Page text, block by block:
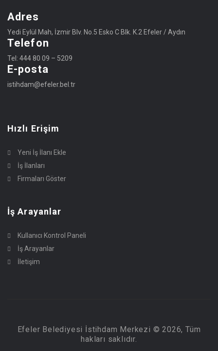
Adres
Yedi Eylül Mah, İzmir Blv. No.5 Esko C Blk. K.2 Efeler / Aydın
Telefon
Tel: 444 80 09 – 5209
E-posta
istihdam@efeler.bel.tr
Hızlı Erişim
Yeni İş İlanı Ekle
İş İlanları
Firmaları Göster
İş Arayanlar
Kullanıcı Kontrol Paneli
İş Arayanlar
İletişim
Efeler Belediyesi İstihdam Merkezi © 2026, Tüm
hakları saklıdır.